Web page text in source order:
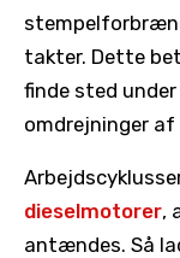
takter. Dette
finde sted
omdrejninger af
dieselmotorer,
antændes. Så